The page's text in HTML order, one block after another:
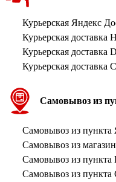
Курьерская Яндекс
Курьерская доставка
Курьерская доставка
Курьерская доставка
Самовывоз из
Самовывоз из пункта
Самовывоз из
Самовывоз из пункта
Самовывоз из